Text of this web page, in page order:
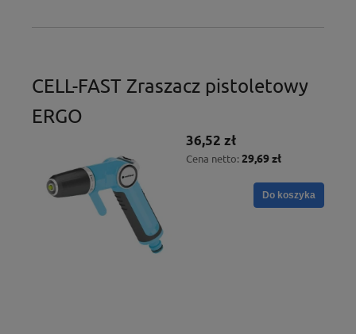
CELL-FAST Zraszacz pistoletowy
ERGO
36,52 zł
Cena netto: 29,69 zł
Do koszyka